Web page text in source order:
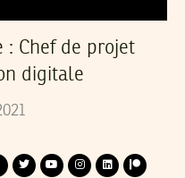
: Chef de projet
digitale